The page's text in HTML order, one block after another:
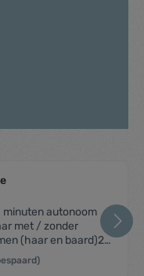
minuten autonoom
met / zonder
(haar en baard)25
om de lengte
afspoelbaar onder